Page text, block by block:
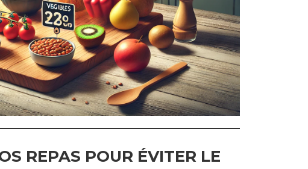
REPAS POUR ÉVITER LE